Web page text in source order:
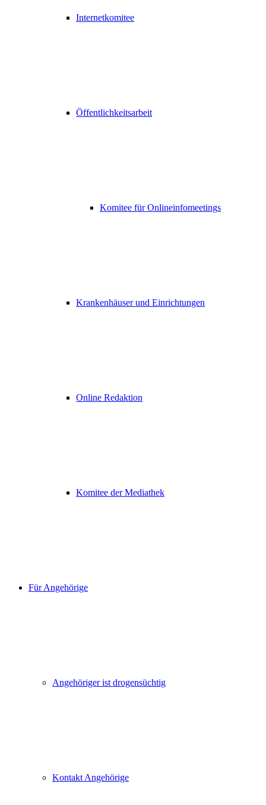
Internetkomitee
Öffentlichkeitsarbeit
Komitee für Onlineinfomeetings
Krankenhäuser und Einrichtungen
Online Redaktion
Komitee der Mediathek
Für Angehörige
Angehöriger ist drogensüchtig
Kontakt Angehörige